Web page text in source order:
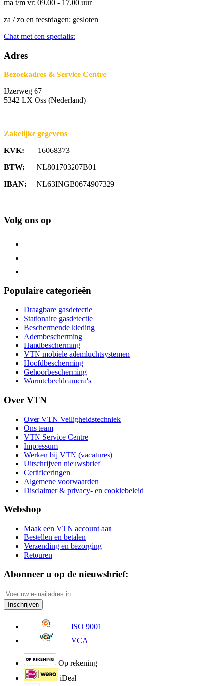
ma t/m vr: 09.00 - 17.00 uur
za / zo en feestdagen: gesloten
Chat met een specialist
Adres
Bezoekadres & Service Centre
IJzerweg 67
5342 LX Oss (Nederland)
Zakelijke gegevens
KVK: 16068373
BTW: NL801703207B01
IBAN: NL63INGB0674907329
Volg ons op
Populaire categorieën
Draagbare gasdetectie
Stationaire gasdetectie
Beschermende kleding
Adembescherming
Handbescherming
VTN mobiele ademluchtsystemen
Hoofdbescherming
Gehoorbescherming
Warmtebeeldcamera's
Over VTN
Over VTN Veiligheidstechniek
Ons team
VTN Service Centre
Impressum
Werken bij VTN (vacatures)
Uitschrijven nieuwsbrief
Certificeringen
Algemene voorwaarden
Disclaimer & privacy- en cookiebeleid
Webshop
Maak een VTN account aan
Bestellen en betalen
Verzending en bezorging
Retouren
Abonneer u op de nieuwsbrief:
Inschrijven
ISO 9001
VCA
Op rekening
iDeal